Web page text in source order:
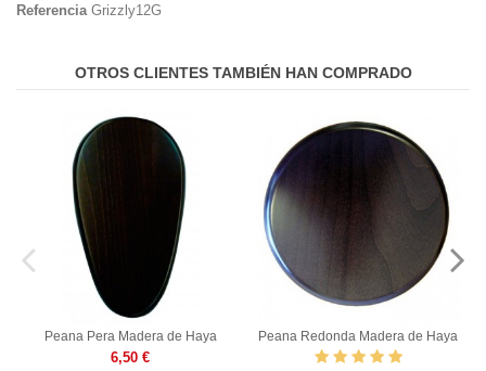
Referencia Grizzly12G
OTROS CLIENTES TAMBIÉN HAN COMPRADO
Peana Pera Madera de Haya
6,50 €
Peana Redonda Madera de Haya